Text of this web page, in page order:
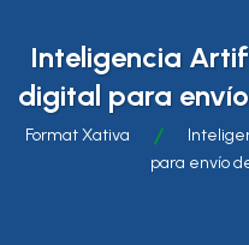
Inteligencia
digital para
Format Xativa
para envío